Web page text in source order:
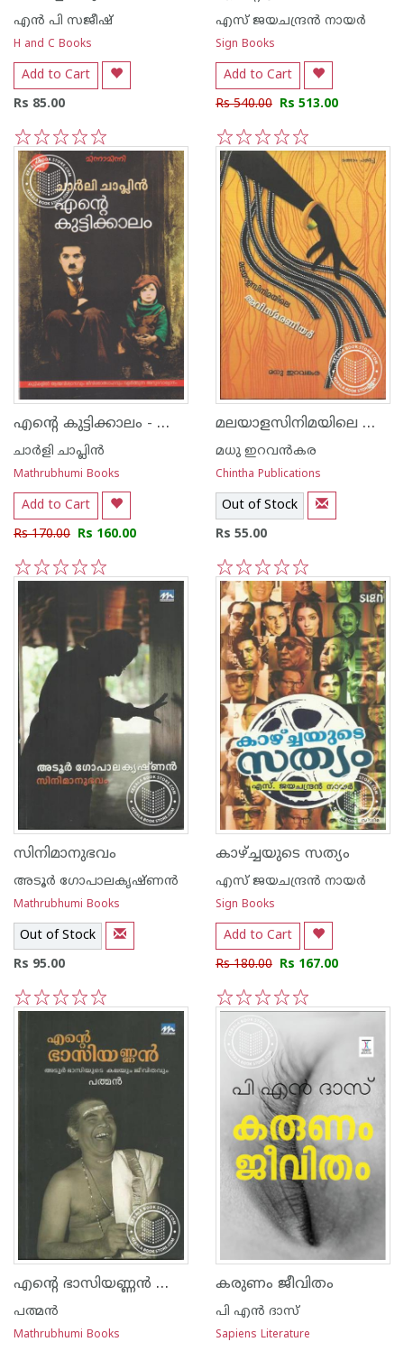
എന്‍ പി സജീഷ്‌
H and C Books
Add to Cart
Rs 85.00
5
4
3
2
1
എസ്‌ ജയചന്ദ്രന്‍‌ നായര്‍‌
Sign Books
Add to Cart
Rs 540.00 Rs 513.00
5
4
3
2
1
എന്റെ കുട്ടിക്കാലം - ചാര്‍ലി ചാപ്ലിന്‍
ചാര്‍ളി ചാപ്ലിന്‍
Mathrubhumi Books
Add to Cart
Rs 170.00 Rs 160.00
5
4
3
2
1
മലയാളസിനിമയിലെ അവിസ്മരണീയര്‍
മധു ഇറവന്‍‌കര
Chintha Publications
Out of Stock
Rs 55.00
5
4
3
2
1
സിനിമാനുഭവം
അടൂര്‍ ഗോപാലകൃഷ്ണന്‍
Mathrubhumi Books
Out of Stock
Rs 95.00
5
4
3
2
1
കാഴ്ച്ചയുടെ സത്യം
എസ്‌ ജയചന്ദ്രന്‍‌ നായര്‍‌
Sign Books
Add to Cart
Rs 180.00 Rs 167.00
5
4
3
2
1
എന്റെ ഭാസിയണ്ണന്‍ അടൂര്‍ ഭാസിയുടെ കലയും ജീവിതവും
പത്മന്‍
Mathrubhumi Books
കരുണം ജീവിതം
പി എ‌ന്‍ ദാസ്
Sapiens Literature